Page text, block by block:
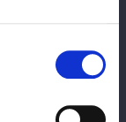
、どちらも負けら
り合いから古沢